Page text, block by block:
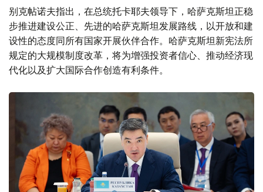
别克帖诺夫指出，在总统托卡耶夫领导下，哈萨克斯坦正稳
步推进建设公正、先进的哈萨克斯坦发展路线，以开放和建
设性的态度同所有国家开展伙伴合作。哈萨克斯坦新宪法所
规定的大规模制度改革，将为增强投资者信心、推动经济现
代化以及扩大国际合作创造有利条件。